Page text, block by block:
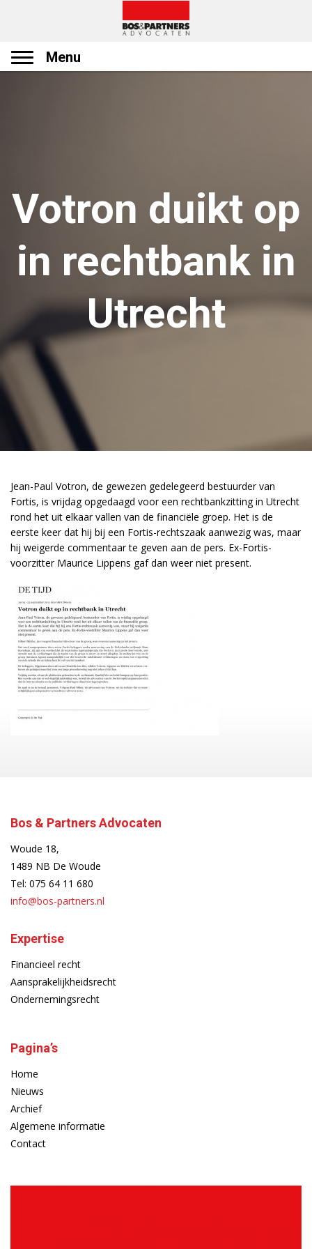
Menu
Votron duikt op
in rechtbank in
Utrecht
Jean-Paul Votron, de gewezen gedelegeerd bestuurder van
Fortis, is vrijdag opgedaagd voor een rechtbankzitting in Utrecht
rond het uit elkaar vallen van de financiële groep. Het is de
eerste keer dat hij bij een Fortis-rechtszaak aanwezig was, maar
hij weigerde commentaar te geven aan de pers. Ex-Fortis-
voorzitter Maurice Lippens gaf dan weer niet present.
Bos & Partners Advocaten
Woude 18,
1489 NB De Woude
Tel: 075 64 11 680
info@bos-partners.nl
Expertise
Financieel recht
Aansprakelijkheidsrecht
Ondernemingsrecht
Pagina’s
Home
Nieuws
Archief
Algemene informatie
Contact